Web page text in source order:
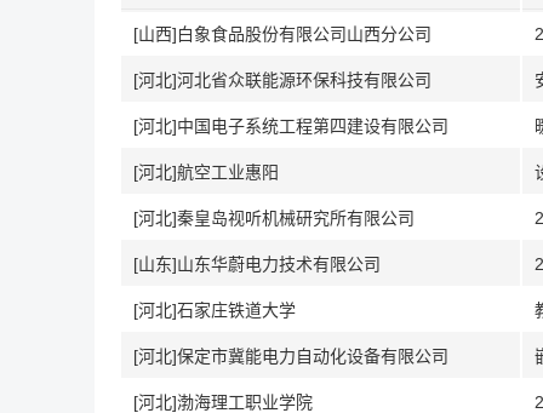
[山西]白象食品股份有限公司山西分公司
[河北]河北省众联能源环保科技有限公司
[河北]中国电子系统工程第四建设有限公司
[河北]航空工业惠阳
[河北]秦皇岛视听机械研究所有限公司
[山东]山东华蔚电力技术有限公司
[河北]石家庄铁道大学
[河北]保定市冀能电力自动化设备有限公司
[河北]渤海理工职业学院